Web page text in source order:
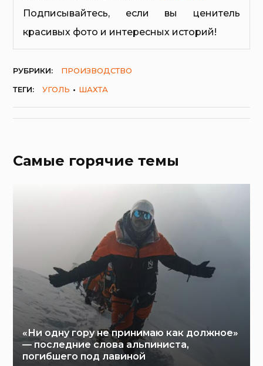
Подписывайтесь, если вы ценитель
красивых фото и интересных историй!
РУБРИКИ:
ПРОИЗВОДСТВО
ТЕГИ:
УГОЛЬ ШАХТА
Самые горячие темы
«Ни одну гору не принимаю как должное»
— последние слова альпиниста,
погибшего под лавиной